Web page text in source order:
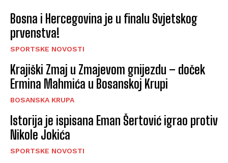
Bosna i Hercegovina je u finalu Svjetskog
prvenstva!
SPORTSKE NOVOSTI
Krajiški Zmaj u Zmajevom gnijezdu – doček
Ermina Mahmića u Bosanskoj Krupi
BOSANSKA KRUPA
Istorija je ispisana Eman Šertović igrao protiv
Nikole Jokića
SPORTSKE NOVOSTI